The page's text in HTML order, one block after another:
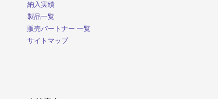
納入実績
製品一覧
販売パートナー 一覧
サイトマップ